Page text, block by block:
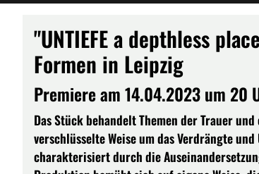
"UNTIEFE a depthless
Formen in Leipzig
Premiere am 14.04.2023 um 20
Das Stück behandelt Themen der Trauer
verschlüsselte Weise um das Verdrängte
charakterisiert durch die